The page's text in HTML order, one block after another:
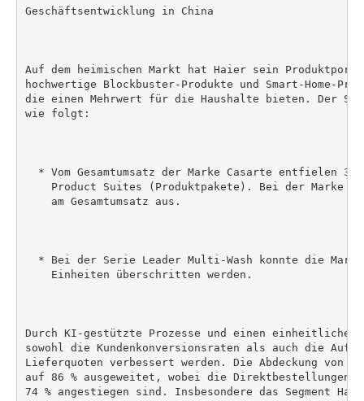
Geschäftsentwicklung in China
Auf dem heimischen Markt hat Haier sein
hochwertige Blockbuster-Produkte und Smart-Home-
die einen Mehrwert für die Haushalte bieten. Der
wie folgt:
* Vom Gesamtumsatz der Marke Casarte entfielen 36
Product Suites (Produktpakete). Bei der Marke
    am Gesamtumsatz aus.
* Bei der Serie Leader Multi-Wash konnte die
    Einheiten überschritten werden.
Durch KI-gestützte Prozesse und einen einheitlichen
sowohl die Kundenkonversionsraten als auch die
Lieferquoten verbessert werden. Die Abdeckung von
auf 86 % ausgeweitet, wobei die Direktbestellungen
74 % angestiegen sind. Insbesondere das Segment